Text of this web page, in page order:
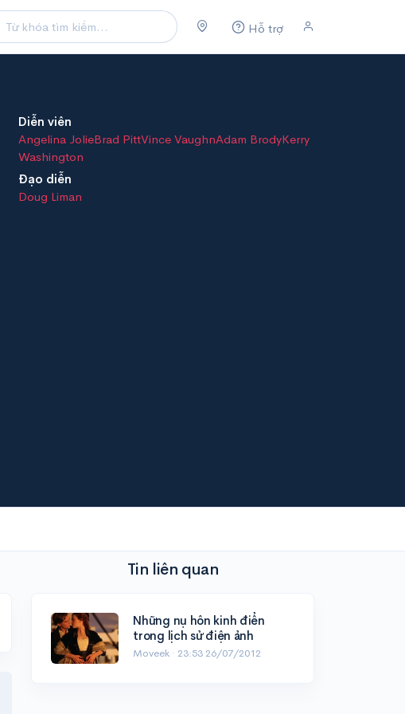
Hỗ trợ
Diễn viên
Angelina JolieBrad PittVince VaughnAdam BrodyKerry
Washington
Đạo diễn
Doug Liman
Tin liên quan
Những nụ hôn kinh điển
trong lịch sử điện ảnh
Moveek · 23:53 26/07/2012